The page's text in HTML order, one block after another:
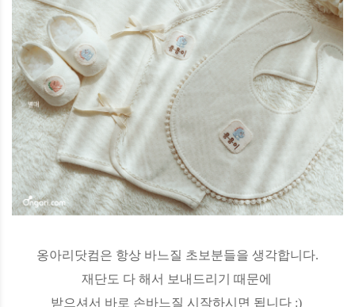
옹아리닷컴은 항상 바느질 초보분들을 생각합니다.
재단도 다 해서 보내드리기 때문에
받으셔서 바로 손바느질 시작하시면 됩니다 :)